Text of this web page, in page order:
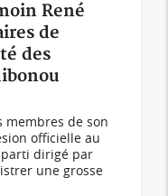
René
de
des
membres de son
officielle au
parti dirigé par
une grosse